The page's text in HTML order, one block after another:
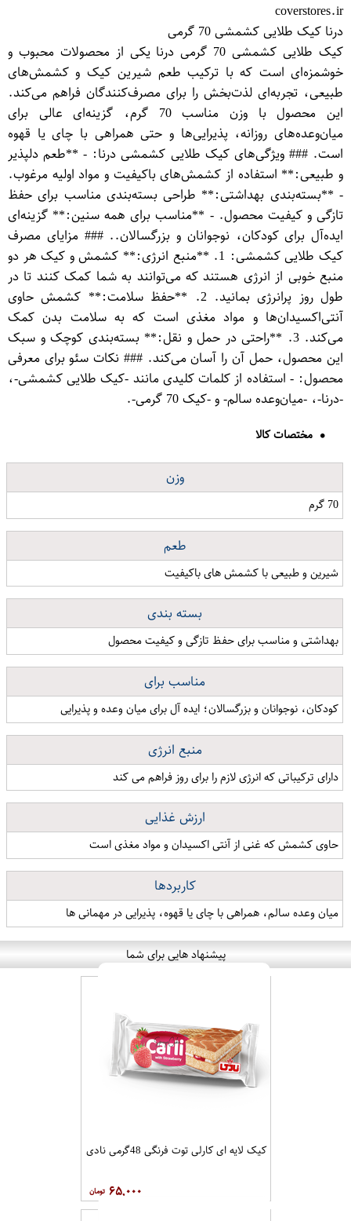
coverstores.ir
درنا کیک طلایی کشمشی 70 گرمی
کیک طلایی کشمشی 70 گرمی درنا یکی از محصولات محبوب و
خوشمزه‌ای است که با ترکیب طعم شیرین کیک و کشمش‌های
طبیعی، تجربه‌ای لذت‌بخش را برای مصرف‌کنندگان فراهم می‌کند.
این محصول با وزن مناسب 70 گرم، گزینه‌ای عالی برای
میان‌وعده‌های روزانه، پذیرایی‌ها و حتی همراهی با چای یا قهوه
است. ### ویژگی‌های کیک طلایی کشمشی درنا: - **طعم دلپذیر
و طبیعی:** استفاده از کشمش‌های باکیفیت و مواد اولیه مرغوب.
- **بسته‌بندی بهداشتی:** طراحی بسته‌بندی مناسب برای حفظ
تازگی و کیفیت محصول. - **مناسب برای همه سنین:** گزینه‌ای
ایده‌آل برای کودکان، نوجوانان و بزرگسالان.. ### مزایای مصرف
کیک طلایی کشمشی: 1. **منبع انرژی:** کشمش و کیک هر دو
منبع خوبی از انرژی هستند که می‌توانند به شما کمک کنند تا در
طول روز پرانرژی بمانید. 2. **حفظ سلامت:** کشمش حاوی
آنتی‌اکسیدان‌ها و مواد مغذی است که به سلامت بدن کمک
می‌کند. 3. **راحتی در حمل و نقل:** بسته‌بندی کوچک و سبک
این محصول، حمل آن را آسان می‌کند. ### نکات سئو برای معرفی
محصول: - استفاده از کلمات کلیدی مانند -کیک طلایی کشمشی-،
-درنا-، -میان‌وعده سالم- و -کیک 70 گرمی-.
مختصات کالا
وزن
70 گرم
طعم
شیرین و طبیعی با کشمش های باکیفیت
بسته بندی
بهداشتی و مناسب برای حفظ تازگی و کیفیت محصول
مناسب برای
کودکان، نوجوانان و بزرگسالان؛ ایده آل برای میان وعده و پذیرایی
منبع انرژی
دارای ترکیباتی که انرژی لازم را برای روز فراهم می کند
ارزش غذایی
حاوی کشمش که غنی از آنتی اکسیدان و مواد مغذی است
کاربردها
میان وعده سالم، همراهی با چای یا قهوه، پذیرایی در مهمانی ها
پیشنهاد هایی برای شما
کیک لایه ای کارلی توت فرنگی 48گرمی نادی
۶۵,۰۰۰